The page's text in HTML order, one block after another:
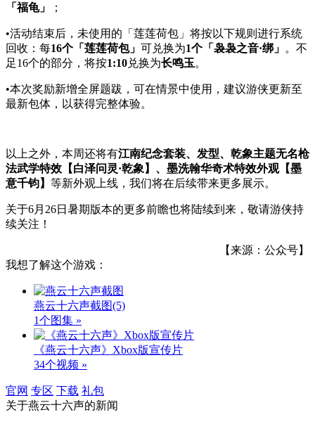
「福龟」
；
•活动结束后，未使用的「莲莲荷包」将按以下规则进行系统
回收：每16个「莲莲荷包」 可兑换为1个「袅袅之音·绑」 。不
足16个的部分，将按1:10兑换为长鸣玉。
•本次奖励新增全屏题跋，可在情景中使用，建议游侠更新至
最新包体，以获得完整体验。
以上之外，本周还将有江南纪念套装、发型、乾象主题无名枪
法武学特效【白泽问灵·乾象】、墨洗翰华奇术特效外观【墨
意千钧】 等新外观上线，我们将在后续带来更多展示。
关于6月26日暑期版本的更多前瞻也将陆续到来，敬请游侠持
续关注！
【来源：公众号】
我想了解这个游戏：
燕云十六声截图(5)
1个图集 »
《燕云十六声》Xbox版宣传片
34个视频 »
官网 专区 下载 礼包
关于燕云十六声的新闻